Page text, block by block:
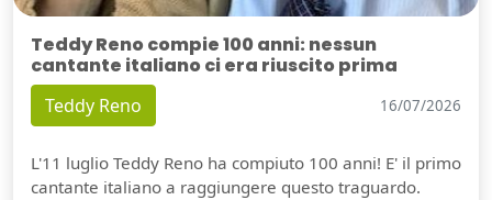
Teddy Reno compie 100 anni: nessun
cantante italiano ci era riuscito prima
Teddy Reno 16/07/2026
L'11 luglio Teddy Reno ha compiuto 100 anni! E' il primo
cantante italiano a raggiungere questo traguardo.